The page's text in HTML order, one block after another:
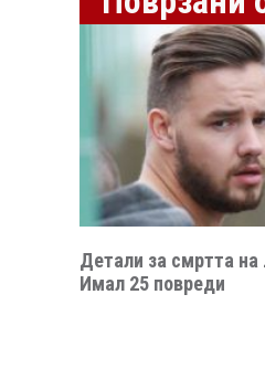
Детали за смртта на
Имал 25 повреди